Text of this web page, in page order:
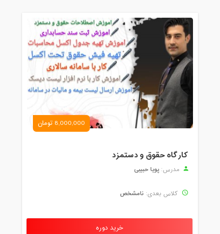
8,000,000 تومان
کارگاه حقوق و دستمزد
مدرس: پویا حبیبی
کلاس بعدی: نامشخص
خرید دوره